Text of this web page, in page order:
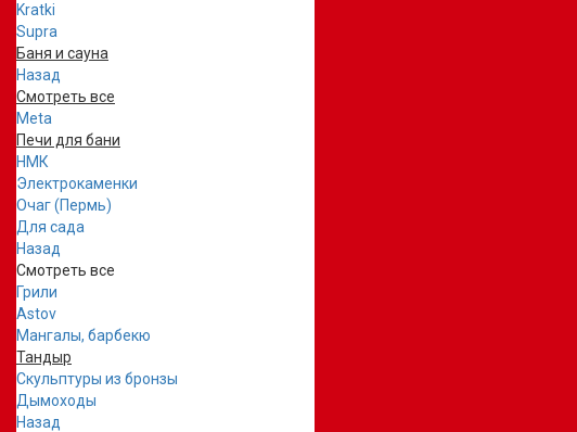
Kratki
Supra
Баня и сауна
Назад
Смотреть все
Meta
Печи для бани
НМК
Электрокаменки
Очаг (Пермь)
Для сада
Назад
Смотреть все
Грили
Astov
Мангалы, барбекю
Тандыр
Скульптуры из бронзы
Дымоходы
Назад